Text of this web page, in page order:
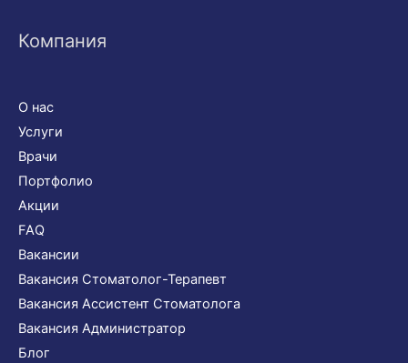
Компания
О нас
Услуги
Врачи
Портфолио
Акции
FAQ
Вакансии
Вакансия Стоматолог-Терапевт
Вакансия Ассистент Стоматолога
Вакансия Администратор
Блог